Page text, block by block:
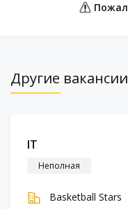
Другие вакансии
IT
Неполная
Basketball Stars